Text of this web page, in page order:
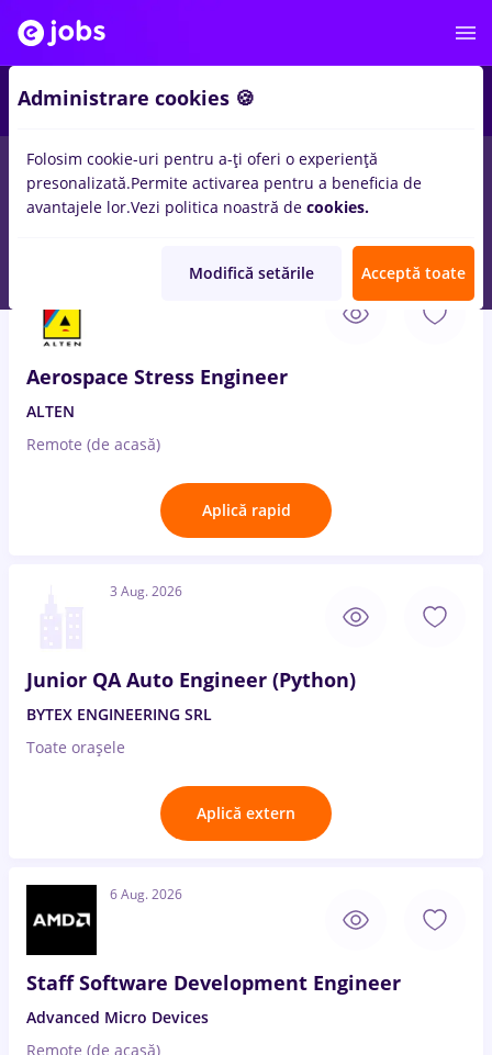
Salarii Full time Part time Fără experiență
Aerospace Stress Engineer
ALTEN
Remote (de acasă)
Aplică rapid
3 Aug. 2026
Junior QA Auto Engineer (Python)
BYTEX ENGINEERING SRL
Toate oraşele
Aplică extern
6 Aug. 2026
Staff Software Development Engineer
Advanced Micro Devices
Remote (de acasă)
Administrare cookies 🍪
Folosim cookie-uri pentru a-ți oferi o experiență
presonalizată.Permite activarea pentru a beneficia de
avantajele lor.Vezi politica noastră de cookies.
Modifică setările Acceptă toate